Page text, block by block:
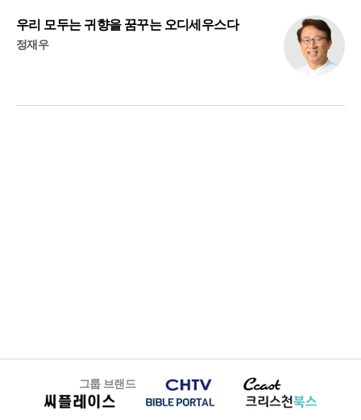
우리 모두는 귀향을 꿈꾸는 오디세우스다
정재우
그룹 브랜드